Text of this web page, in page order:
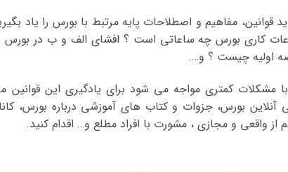
قوانین، مفاهیم و اصطلاحات پایه مرتبط با بورس را یاد
کاری بورس چه ساعاتی است ؟ افشای الف و ب در بورس
اولیه چیست ؟ و….
با مشکلات کمتری مواجه می شود برای یادگیری این قوانین
بورس، جزوات و کتاب های آموزشی درباره بورس،
واقعی و مجازی ، مشورت با افراد مطلع و… اقدام کنید.